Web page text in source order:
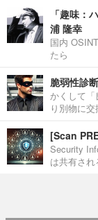
「趣味：
浦 隆幸
国内
たら
脆弱性診
かくして
り別物に
[Scan
Security
は共有され